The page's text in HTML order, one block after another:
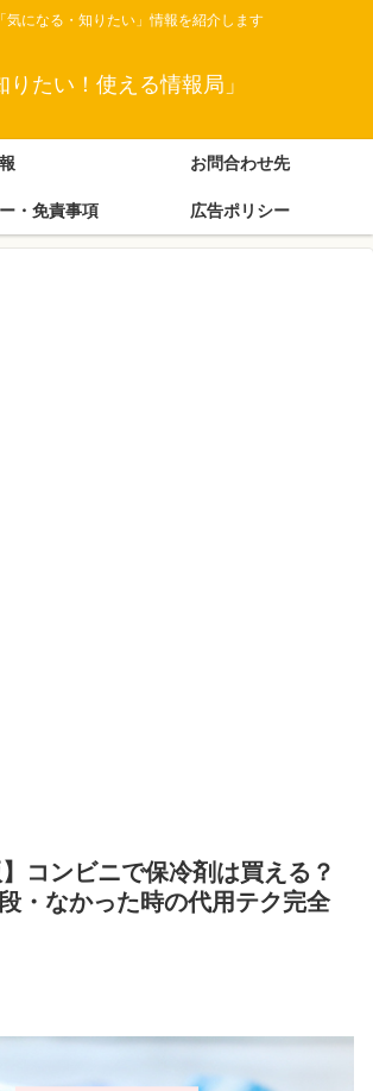
気になる・知りたい」情報を紹介します
りたい！使える情報局」
お問合わせ先
・免責事項 広告ポリシー
】コンビニで保冷剤は買える？
・なかった時の代用テク完全